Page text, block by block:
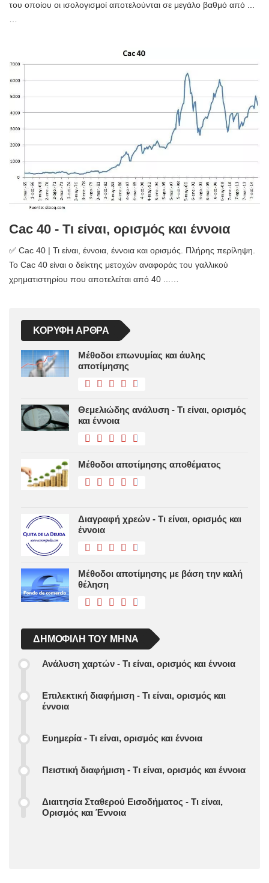
του οποίου οι ισολογισμοί αποτελούνται σε μεγάλο βαθμό από ...
Cac 40 - Τι είναι, ορισμός και έννοια
✅ Cac 40 | Τι είναι, έννοια, έννοια και ορισμός. Πλήρης περίληψη.
Το Cac 40 είναι ο δείκτης μετοχών αναφοράς του γαλλικού
χρηματιστηρίου που αποτελείται από 40 ...…
ΚΟΡΥΦΉ ΆΡΘΡΑ
Μέθοδοι επωνυμίας και άυλης
αποτίμησης
Θεμελιώδης ανάλυση - Τι είναι, ορισμός
και έννοια
Μέθοδοι αποτίμησης αποθέματος
Διαγραφή χρεών - Τι είναι, ορισμός και
έννοια
Μέθοδοι αποτίμησης με βάση την καλή
θέληση
ΔΗΜΟΦΙΛΉ ΤΟΥ ΜΉΝΑ
Ανάλυση χαρτών - Τι είναι, ορισμός και έννοια
Επιλεκτική διαφήμιση - Τι είναι, ορισμός και
έννοια
Ευημερία - Τι είναι, ορισμός και έννοια
Πειστική διαφήμιση - Τι είναι, ορισμός και έννοια
Διαιτησία Σταθερού Εισοδήματος - Τι είναι,
Ορισμός και Έννοια